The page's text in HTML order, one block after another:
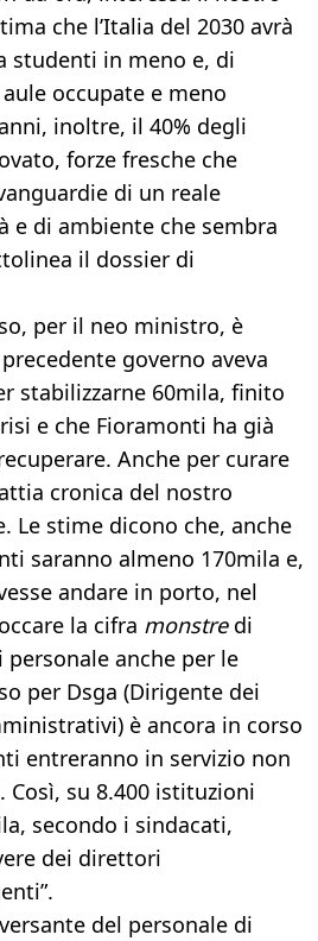
che l’Italia del 2030 avrà
studenti in meno e, di
occupate e meno
inoltre, il 40% degli
forze fresche che
di un reale
e di ambiente che sembra
il dossier di
per il neo ministro, è
governo aveva
stabilizzarne 60mila, finito
e che Fioramonti ha già
Anche per curare
cronica del nostro
Le stime dicono che, anche
saranno almeno 170mila e,
andare in porto, nel
la cifra monstredi
anche per le
per Dsga (Dirigente dei
è ancora in corso
entreranno in servizio non
Così, su 8.400 istituzioni
secondo i sindacati,
dei direttori
del personale di